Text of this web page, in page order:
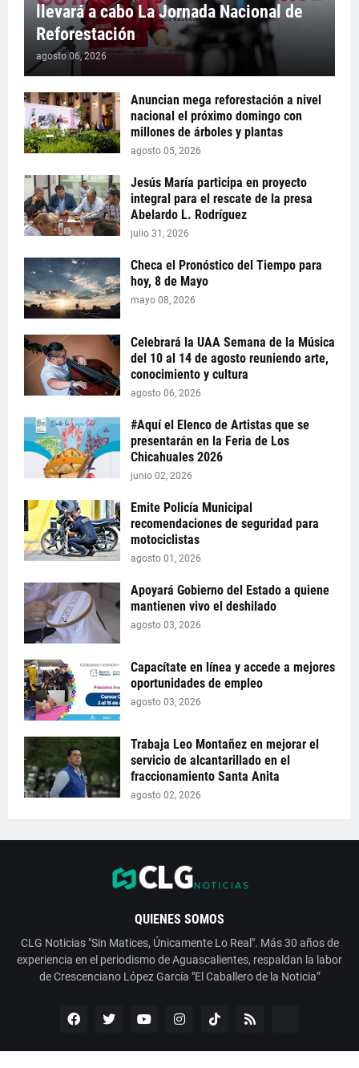
llevará a cabo La Jornada Nacional de
Reforestación
agosto 06, 2026
Anuncian mega reforestación a nivel
nacional el próximo domingo con
millones de árboles y plantas
agosto 05, 2026
Jesús María participa en proyecto
integral para el rescate de la presa
Abelardo L. Rodríguez
julio 31, 2026
Checa el Pronóstico del Tiempo para
hoy, 8 de Mayo
mayo 08, 2026
Celebrará la UAA Semana de la Música
del 10 al 14 de agosto reuniendo arte,
conocimiento y cultura
agosto 06, 2026
#Aquí el Elenco de Artistas que se
presentarán en la Feria de Los
Chicahuales 2026
junio 02, 2026
Emite Policía Municipal
recomendaciones de seguridad para
motociclistas
agosto 01, 2026
Apoyará Gobierno del Estado a quiene
mantienen vivo el deshilado
agosto 03, 2026
Capacítate en línea y accede a mejores
oportunidades de empleo
agosto 03, 2026
Trabaja Leo Montañez en mejorar el
servicio de alcantarillado en el
fraccionamiento Santa Anita
agosto 02, 2026
QUIENES SOMOS
CLG Noticias "Sin Matices, Únicamente Lo Real". Más 30 años de
experiencia en el periodismo de Aguascalientes, respaldan la labor
de Crescenciano López García "El Caballero de la Noticia”